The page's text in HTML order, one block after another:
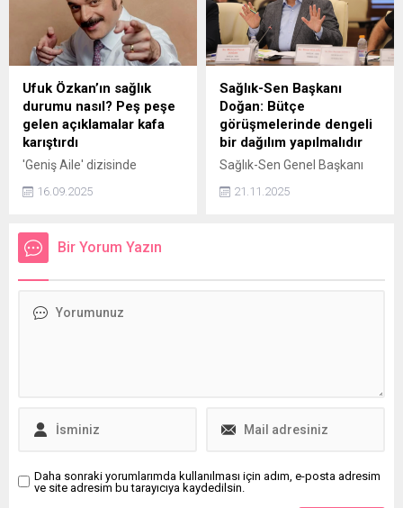
Gök, son dönemlerde sıkça
duyduğumuz DEHB
hakkında bilinmesi
gerekenleri aktardı.
yapmış olduğu uyguladığı
kötü örnekler bizim
merhametli Türk halkının örf
ve adetlerine uygun değildir.
Köpeklerin uyutulması, yok
edilmesi böyle pervasızca
kabul edilmesine gönlüm
razım değildir" dedi.
Ufuk Özkan’ın sağlık
durumu nasıl? Peş peşe
gelen açıklamalar kafa
karıştırdı
'Geniş Aile' dizisinde
duyuran ünlü oyuncu Ufuk
hakkında birçok iddia ortaya
atıldı. Son olayda Ufuk
kardeşinin farklı açıklama
16.09.2025
Sağlık-Sen Başkanı
Doğan: Bütçe
görüşmelerinde dengeli
bir dağılım yapılmalıdır
Sağlık-Sen Genel Başkanı
“Bütçe görüşmelerinde
21.11.2025
Bir Yorum Yazın
Daha sonraki yorumlarımda kullanılması için adım, e-posta adresim
ve site adresim bu tarayıcıya kaydedilsin.